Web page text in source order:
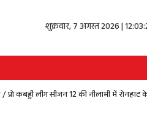
शुक्रवार, 7 अगस्त 2026 |
/ प्रो कबड्डी लीग सीजन 12 की नीलामी में